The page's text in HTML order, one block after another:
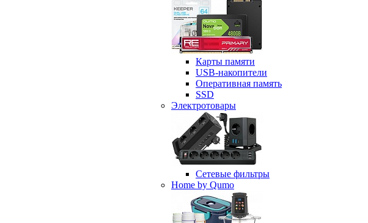
Карты памяти
USB-накопители
Оперативная память
SSD
Электротовары
Сетевые фильтры
Home by Qumo